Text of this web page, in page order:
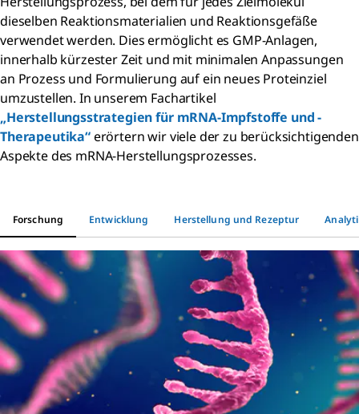
dieselben Reaktionsmaterialien und Reaktionsgefäße
verwendet werden. Dies ermöglicht es GMP-Anlagen,
innerhalb kürzester Zeit und mit minimalen Anpassungen
an Prozess und Formulierung auf ein neues Proteinziel
umzustellen. In unserem Fachartikel
„Herstellungsstrategien für mRNA-Impfstoffe und -
Therapeutika“erörtern wir viele der zu berücksichtigenden
Aspekte des mRNA-Herstellungsprozesses.
Forschung Entwicklung Herstellung und Rezeptur